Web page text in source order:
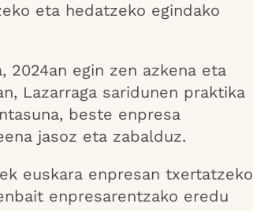
eta hedatzeko egindako
2024an egin zen azkena eta
Lazarraga saridunen praktika
beste enpresa
jasoz eta zabalduz.
euskara enpresan txertatzeko
enpresarentzako eredu